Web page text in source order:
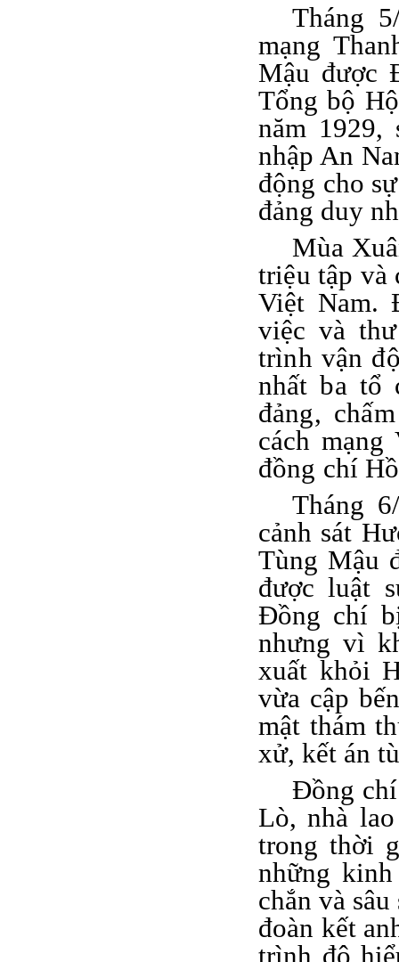
Tháng
mạng
Mậu được
Tổng bộ
năm
nhập An
động cho
đảng duy
Mùa
triệu tập và
Việt Nam.
việc và
trình vận
nhất ba tổ
đảng,
cách
đồng chí
Tháng
cảnh sát
Tùng Mậu
được luật
Đồng chí
nhưng vì
xuất khỏi
vừa cập
mật thám
xử, kết án
Đồng
Lò, nhà
trong thời
những
chắn và
đoàn kết
trình độ